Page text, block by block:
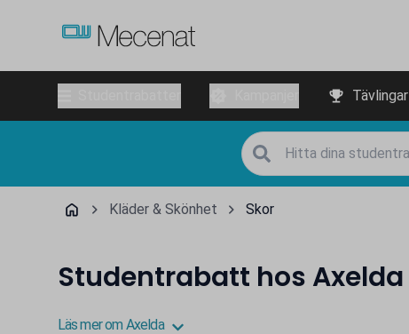
Tävlingar
Kläder & Skönhet Skor
Studentrabatt hos Axelda
Läs mer om Axelda